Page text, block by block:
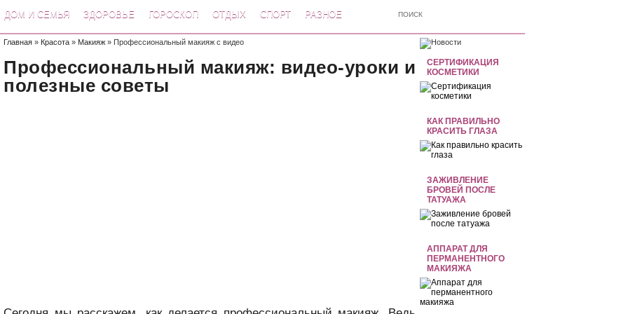
ДОМ И СЕМЬЯ ЗДОРОВЬЕ ГОРОСКОП ОТДЫХ СПОРТ РАЗНОЕ
СЕРТИФИКАЦИЯ
КОСМЕТИКИ
КАК ПРАВИЛЬНО
КРАСИТЬ ГЛАЗА
ЗАЖИВЛЕНИЕ
БРОВЕЙ ПОСЛЕ
ТАТУАЖА
АППАРАТ ДЛЯ
ПЕРМАНЕНТНОГО
МАКИЯЖА
Главная » Красота » Макияж » Профессиональный макияж с видео
Профессиональный макияж: видео-уроки и
полезные советы